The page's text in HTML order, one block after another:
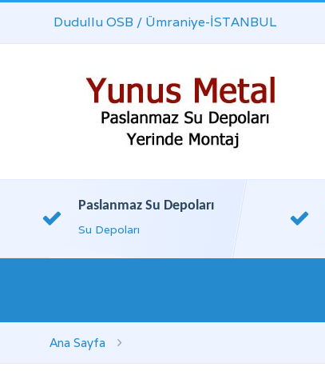
Dudullu OSB / Ümraniye-İSTANBUL
Paslanmaz Su Depoları
Su Depoları
Ana Sayfa